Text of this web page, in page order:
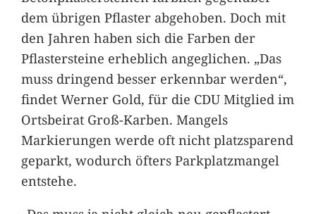
dem übrigen Pflaster abgehoben. Doch mit
den Jahren haben sich die Farben der
Pflastersteine erheblich angeglichen. „Das
muss dringend besser erkennbar werden“,
findet Werner Gold, für die CDU Mitglied im
Ortsbeirat Groß-Karben. Mangels
Markierungen werde oft nicht platzsparend
geparkt, wodurch öfters Parkplatzmangel
entstehe.